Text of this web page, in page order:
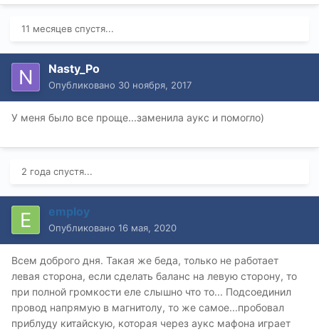
11 месяцев спустя...
Nasty_Po
Опубликовано 30 ноября, 2017
У меня было все проще...заменила аукс и помогло)
2 года спустя...
employ
Опубликовано 16 мая, 2020
Всем доброго дня. Такая же беда, только не работает
левая сторона, если сделать баланс на левую сторону, то
при полной громкости еле слышно что то... Подсоединил
провод напрямую в магнитолу, то же самое...пробовал
приблуду китайскую, которая через аукс мафона играет